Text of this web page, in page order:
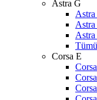
Astra G
Astra
Corsa E